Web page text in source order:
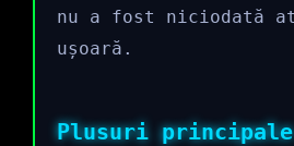
nu a fost niciodată
ușoară.
Plusuri principale